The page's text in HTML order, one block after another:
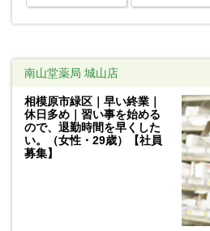
南山堂薬局 城山店
相模原市緑区｜早い終業｜
休日多め｜習い事を始める
ので、退勤時間を早くした
い。（女性・29歳）【社員
募集】